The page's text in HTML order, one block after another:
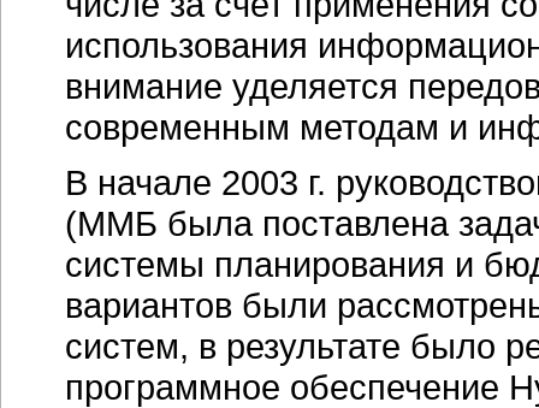
использования
внимание уделяется
современным методам и
В начале 2003 г.
(ММБ была поставлена
системы планирования и
вариантов были
систем, в результате было
программное обеспечение